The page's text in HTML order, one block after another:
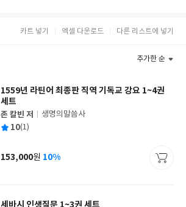
카트 넣기 엑셀 다운로드 다른 리스트에 넣기
추가한 순
1559년 라틴어 최종판 직역 기독교 강요 1~4권
세트
글
쓴
존 칼빈 저
출
사
생명의말씀사
평 10(1)
가
153,000원 10%
세바시 인생질문 1~3권 세트